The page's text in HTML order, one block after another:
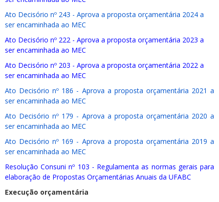
Ato Decisório nº 243 - Aprova a proposta orçamentária 2024 a
ser encaminhada ao MEC
Ato Decisório nº 222 - Aprova a proposta orçamentária 2023 a
ser encaminhada ao MEC
Ato Decisório nº 203 - Aprova a proposta orçamentária 2022 a
ser encaminhada ao MEC
Ato Decisório nº 186 - Aprova a proposta orçamentária 2021 a
ser encaminhada ao MEC
Ato Decisório nº 179 - Aprova a proposta orçamentária 2020 a
ser encaminhada ao MEC
Ato Decisório nº 169 - Aprova a proposta orçamentária 2019 a
ser encaminhada ao MEC
Resolução Consuni nº 103 - Regulamenta as normas gerais para
elaboração de Propostas Orçamentárias Anuais da UFABC
Execução orçamentária